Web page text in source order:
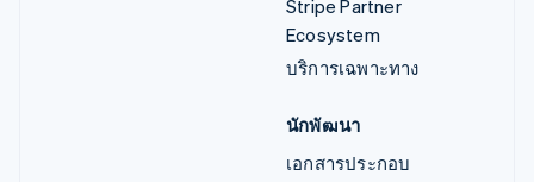
Stripe Partner
Ecosystem
บริการเฉพาะทาง
นักพัฒนา
เอกสารประกอบ